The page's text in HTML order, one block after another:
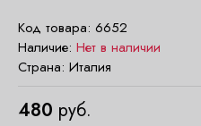
Код товара: 6652
Наличие: Нет в наличии
Страна: Италия
480 руб.